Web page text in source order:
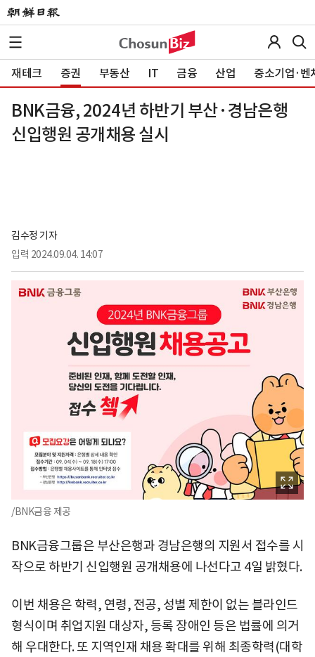
재테크 증권 부동산 IT 금융 산업 중소기업·벤
BNK금융, 2024년 하반기 부산·경남은행
신입행원 공개채용 실시
김수정 기자
입력 2024.09.04. 14:07
/BNK금융 제공
BNK금융그룹은 부산은행과 경남은행의 지원서 접수를 시
작으로 하반기 신입행원 공개채용에 나선다고 4일 밝혔다.
이번 채용은 학력, 연령, 전공, 성별 제한이 없는 블라인드
형식이며 취업지원 대상자, 등록 장애인 등은 법률에 의거
해 우대한다. 또 지역인재 채용 확대를 위해 최종학력(대학